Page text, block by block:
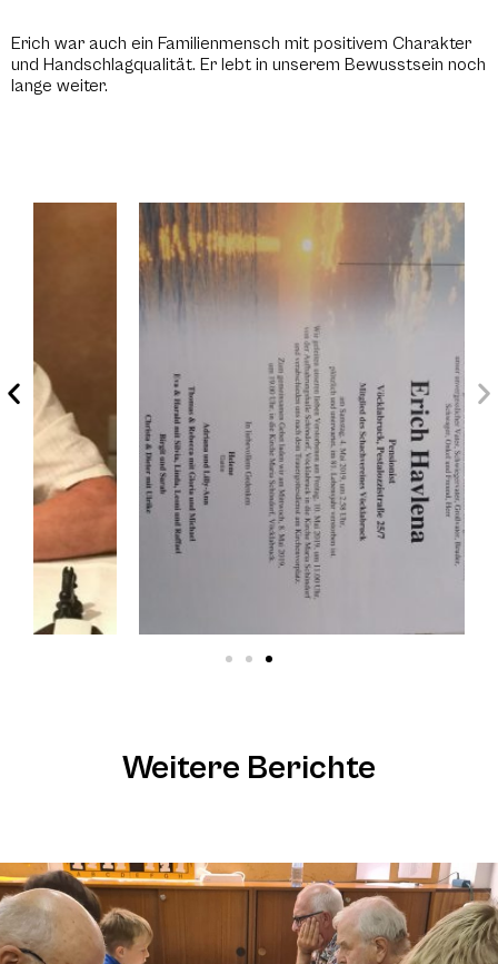
Erich war auch ein Familienmensch mit positivem Charakter
und Handschlagqualität. Er lebt in unserem Bewusstsein noch
lange weiter.
Weitere Berichte